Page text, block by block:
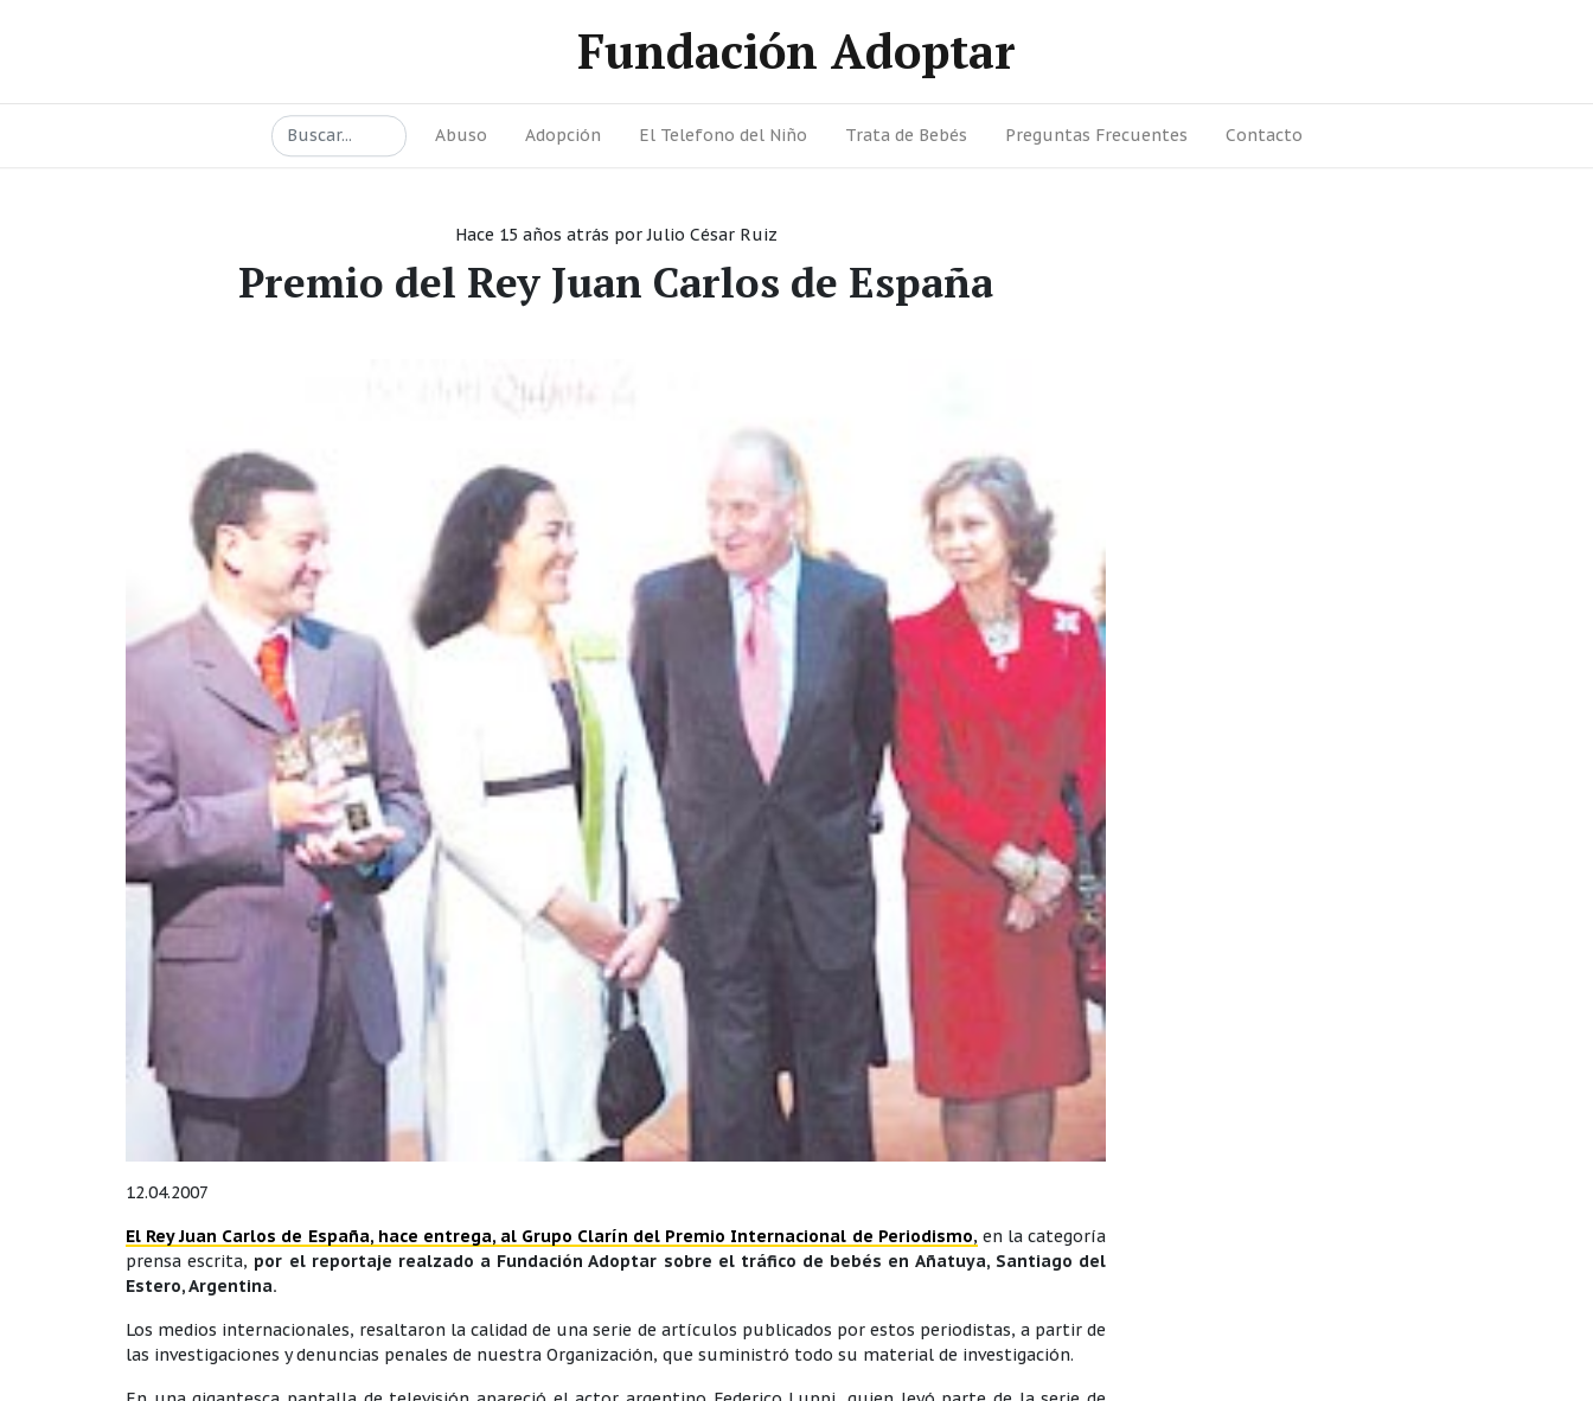
Fundación Adoptar
Abuso Adopción El Telefono del Niño Trata de Bebés Preguntas Frecuentes Contacto
Hace 15 años atrás porJulio César Ruiz
Premio del Rey Juan Carlos de España
12.04.2007
El Rey Juan Carlos de España, hace entrega, al Grupo Clarín del Premio Internacional de Periodismo, en la categoría
prensa escrita, por el reportaje realzado a Fundación Adoptar sobre el tráfico de bebés en Añatuya, Santiago del
Estero, Argentina.
Los medios internacionales, resaltaron la calidad de una serie de artículos publicados por estos periodistas, a partir de
las investigaciones y denuncias penales de nuestra Organización, que suministró todo su material de investigación.